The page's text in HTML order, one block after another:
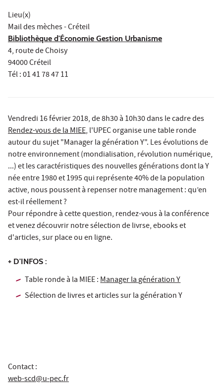
Lieu(x)
Mail des mèches - Créteil
Bibliothèque d'Économie Gestion Urbanisme
4, route de Choisy
94000 Créteil
Tél : 01 41 78 47 11
Vendredi 16 février 2018, de 8h30 à 10h30 dans le cadre des
Rendez-vous de la MIEE, l'UPEC organise une table ronde
autour du sujet "Manager la génération Y". Les évolutions de
notre environnement (mondialisation, révolution numérique,
...) et les caractéristiques des nouvelles générations dont la Y
née entre 1980 et 1995 qui représente 40% de la population
active, nous poussent à repenser notre management : qu’en
est-il réellement ?
Pour répondre à cette question, rendez-vous à la conférence
et venez découvrir notre sélection de livrse, ebooks et
d'articles, sur place ou en ligne.
+ D'INFOS :
Table ronde à la MIEE :Manager la génération Y
Sélection de livres et articles surla génération Y
Contact :
web-scd@u-pec.fr